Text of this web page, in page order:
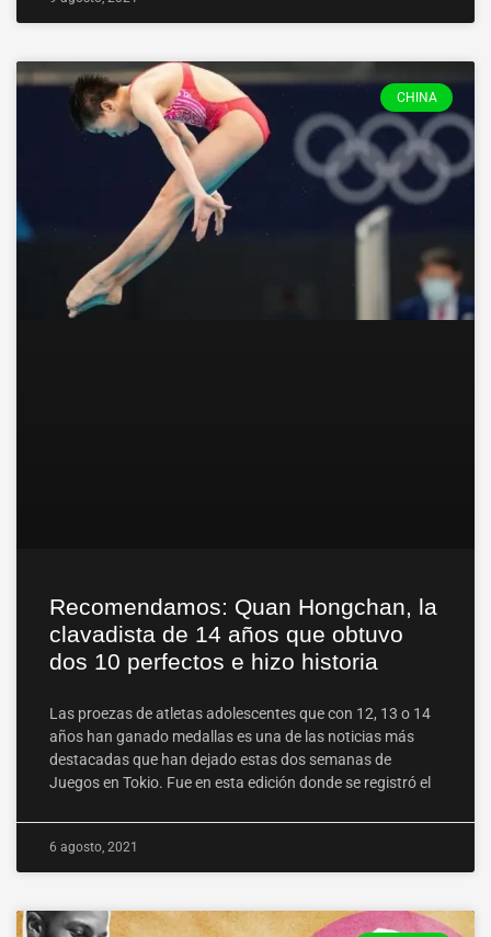
CHINA
Recomendamos: Quan Hongchan, la
clavadista de 14 años que obtuvo
dos 10 perfectos e hizo historia
Las proezas de atletas adolescentes que con 12, 13 o 14
años han ganado medallas es una de las noticias más
destacadas que han dejado estas dos semanas de
Juegos en Tokio. Fue en esta edición donde se registró el
6 agosto, 2021